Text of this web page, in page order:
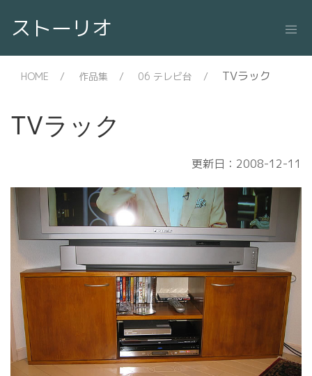
ストーリオ
HOME 作品集 06 テレビ台 TVラック
TVラック
更新日：2008-12-11